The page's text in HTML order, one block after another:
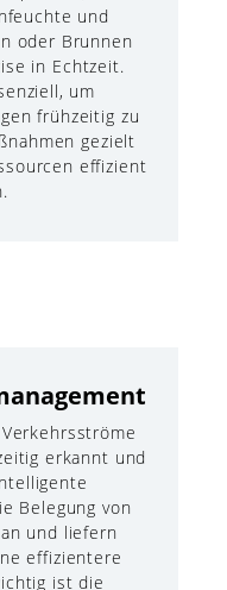
und
oder Brunnen
in Echtzeit.
um
frühzeitig zu
gezielt
effizient
erkannt und
Belegung von
und liefern
effizientere
ist die